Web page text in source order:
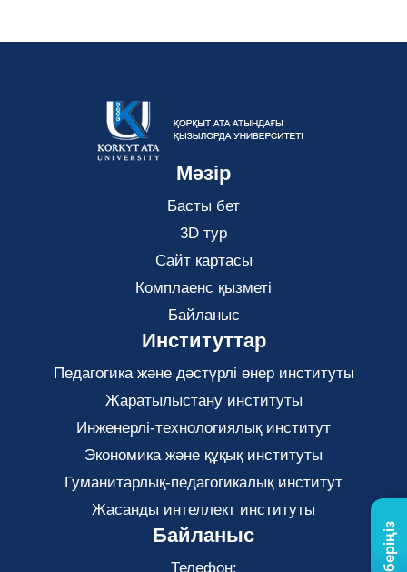
Мәзір
Басты бет
3D тур
Сайт картасы
Комплаенс қызметі
Байланыс
Институттар
Педагогика және дәстүрлі өнер институты
Жаратылыстану институты
Инженерлі-технологиялық институт
Экономика және құқық институты
Гуманитарлық-педагогикалық институт
Жасанды интеллект институты
Байланыс
Телефон: